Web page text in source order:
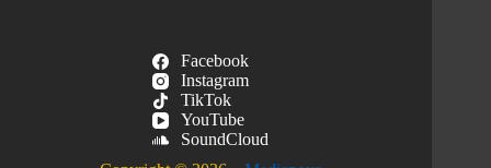
Facebook
Instagram
TikTok
YouTube
SoundCloud